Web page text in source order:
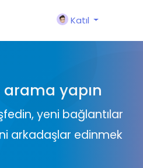
Katıl
yapın
yeni bağlantılar
arkadaşlar edinmek